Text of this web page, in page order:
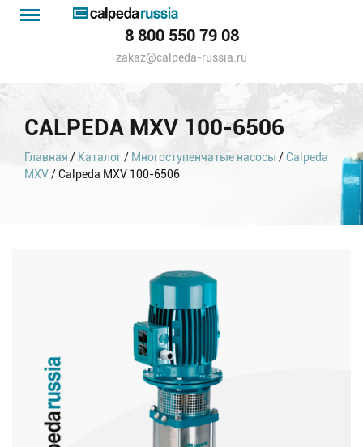
насосов
Menu
8 800 550 79 08
zakaz@calpeda-russia.ru
CALPEDA MXV 100-6506
Главная / Каталог/ Многоступенчатые насосы /Calpeda
MXV/ Calpeda MXV 100-6506